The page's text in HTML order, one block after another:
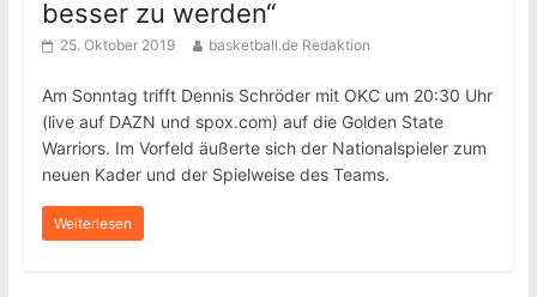
besser zu werden“
25. Oktober 2019 basketball.de Redaktion
Am Sonntag trifft Dennis Schröder mit OKC um 20:30 Uhr
(live auf DAZN und spox.com) auf die Golden State
Warriors. Im Vorfeld äußerte sich der Nationalspieler zum
neuen Kader und der Spielweise des Teams.
Weiterlesen